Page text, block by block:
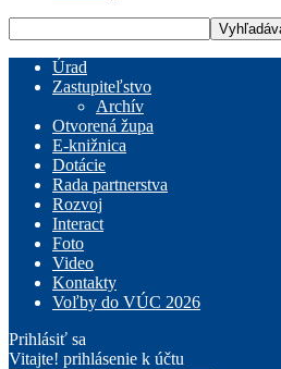
Úrad
Zastupiteľstvo
Archív
Otvorená župa
E-knižnica
Dotácie
Rada partnerstva
Rozvoj
Interact
Foto
Video
Kontakty
Voľby do VÚC 2026
Prihlásiť sa
Vitajte! prihlásenie k účtu